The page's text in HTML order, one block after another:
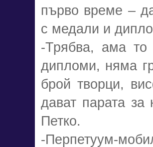
първо време –
с медали и
-Трябва, ама
дипломи, няма
брой творци,
дават парата
Петко.
-Перпетуум-